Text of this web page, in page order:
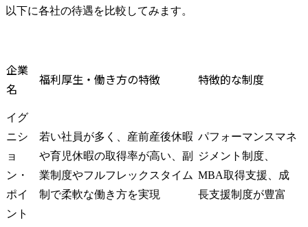
以下に各社の待遇を比較してみます。
企業
名
福利厚生・働き方の特徴 特徴的な制度
イグ
ニシ
ョ
ン・
ポイ
ント
若い社員が多く、産前産後休暇
や育児休暇の取得率が高い、副
業制度やフルフレックスタイム
制で柔軟な働き方を実現
パフォーマンスマネ
ジメント制度、
MBA取得支援、成
長支援制度が豊富